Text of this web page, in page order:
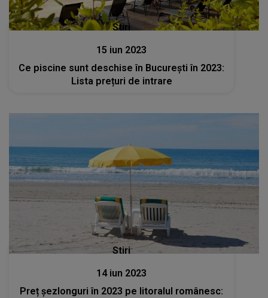
Stiri
15 iun 2023
Ce piscine sunt deschise în București în 2023:
Lista prețuri de intrare
Stiri
14 iun 2023
Preț șezlonguri în 2023 pe litoralul românesc: